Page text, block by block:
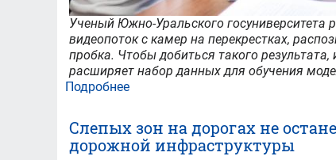
Ученый Южно-Уральского госуниверситета
видеопоток с камер на перекрестках,
пробка. Чтобы добиться такого
расширяет набор данных для обучения
Подробнее
создали
нейросеть,
Слепых зон на дорогах не
дорожной инфраструктуры